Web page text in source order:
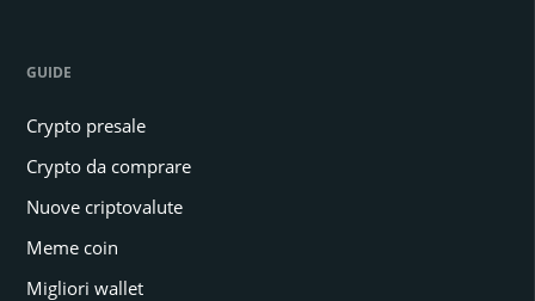
GUIDE
Crypto presale
Crypto da comprare
Nuove criptovalute
Meme coin
Migliori wallet